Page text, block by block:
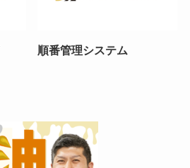
順番管理システム